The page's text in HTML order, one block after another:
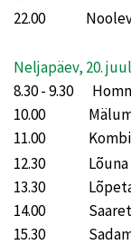
22.00
Neljapäev, 20.
8.30 - 9.30
10.00
11.00
12.30 Lõuna
13.30
14.00
15.30